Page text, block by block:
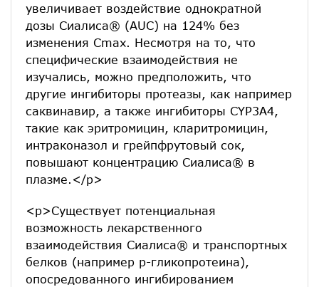
увеличивает воздействие однократной
дозы Сиалиса® (AUC) на 124% без
изменения Сmax. Несмотря на то, что
специфические взаимодействия не
изучались, можно предположить, что
другие ингибиторы протеазы, как например
саквинавир, а также ингибиторы CYP3А4,
такие как эритромицин, кларитромицин,
интраконазол и грейпфрутовый сок,
повышают концентрацию Сиалиса® в
плазме.</p>
<p>Существует потенциальная
возможность лекарственного
взаимодействия Сиалиса® и транспортных
белков (например р-гликопротеина),
опосредованного ингибированием